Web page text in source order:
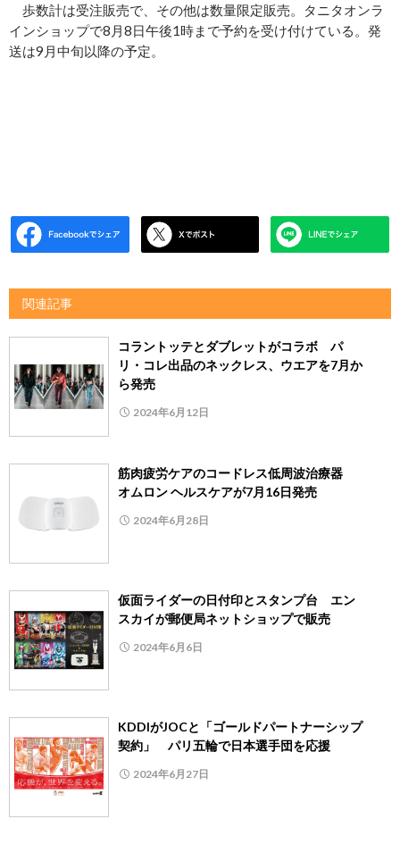
歩数計は受注販売で、その他は数量限定販売。タニタオンラ
インショップで8月8日午後1時まで予約を受け付けている。発
送は9月中旬以降の予定。
関連記事
コラントッテとダブレットがコラボ パ
リ・コレ出品のネックレス、ウエアを7月か
ら発売
2024年6月12日
筋肉疲労ケアのコードレス低周波治療器
オムロン ヘルスケアが7月16日発売
2024年6月28日
仮面ライダーの日付印とスタンプ台 エン
スカイが郵便局ネットショップで販売
2024年6月6日
KDDIがJOCと「ゴールドパートナーシップ
契約」 パリ五輪で日本選手団を応援
2024年6月27日